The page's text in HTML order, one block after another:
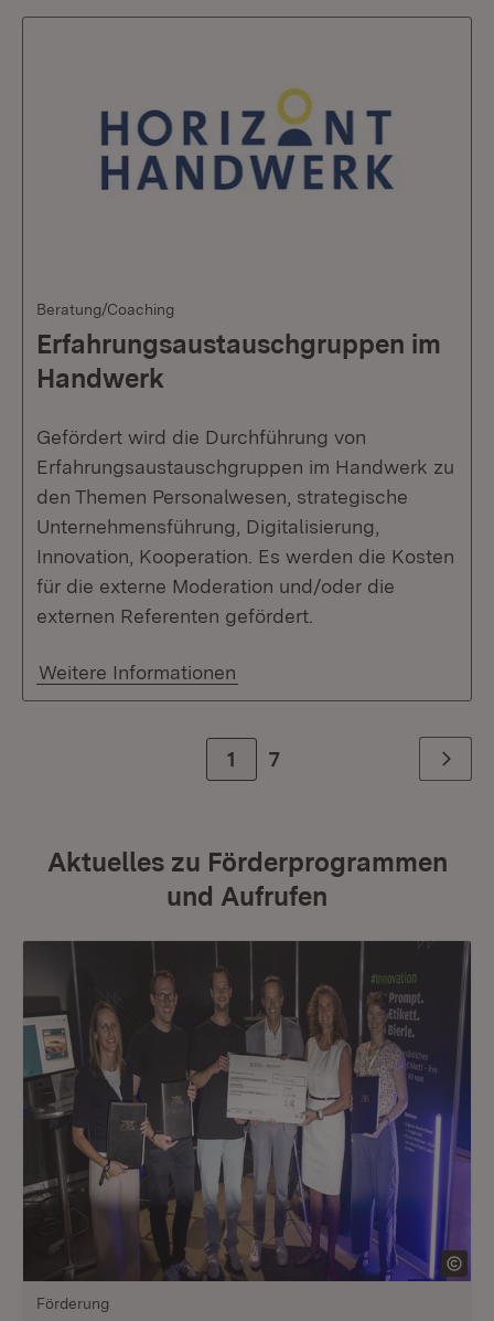
Beratung/Coaching
Erfahrungsaustauschgruppen im
Handwerk
Gefördert wird die Durchführung von
Erfahrungsaustauschgruppen im Handwerk zu
den Themen Personalwesen, strategische
Unternehmensführung, Digitalisierung,
Innovation, Kooperation. Es werden die Kosten
für die externe Moderation und/oder die
externen Referenten gefördert.
Weitere Informationen
Zur Seite
1 7 Weiter
Aktuelles zu Förderprogrammen
und Aufrufen
Förderung